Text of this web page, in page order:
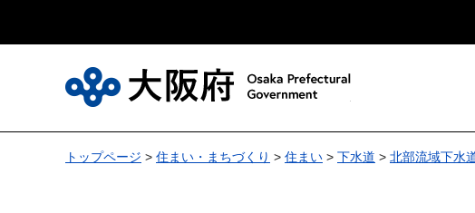
トップページ > 住まい・まちづくり > 住まい > 下水道 > 北部流域下水